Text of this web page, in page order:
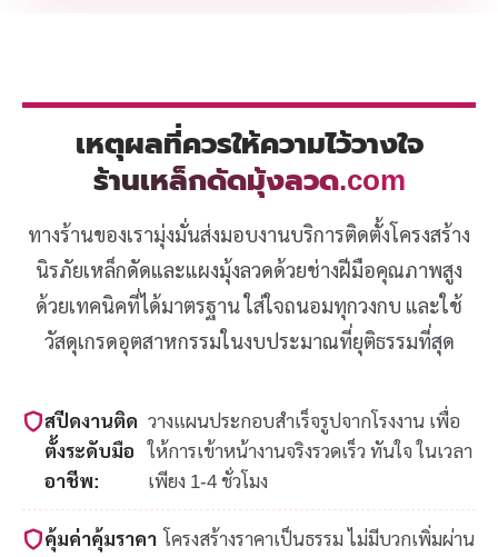
เหตุผลที่ควรให้ความไว้วางใจ
ร้านเหล็กดัดมุ้งลวด.com
ทางร้านของเรามุ่งมั่นส่งมอบงานบริการติดตั้งโครงสร้าง
นิรภัยเหล็กดัดและแผงมุ้งลวดด้วยช่างฝีมือคุณภาพสูง
ด้วยเทคนิคที่ได้มาตรฐาน ใส่ใจถนอมทุกวงกบ และใช้
วัสดุเกรดอุตสาหกรรมในงบประมาณที่ยุติธรรมที่สุด
สปีดงานติด
ตั้งระดับมือ
อาชีพ:
วางแผนประกอบสำเร็จรูปจากโรงงาน เพื่อ
ให้การเข้าหน้างานจริงรวดเร็ว ทันใจ ในเวลา
เพียง 1-4 ชั่วโมง
คุ้มค่าคุ้มราคา โครงสร้างราคาเป็นธรรม ไม่มีบวกเพิ่มผ่าน